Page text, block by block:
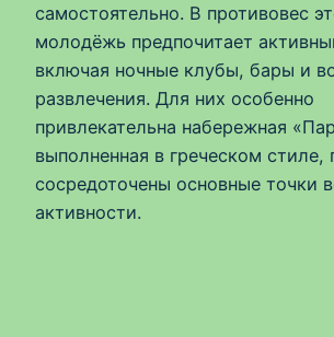
самостоятельно. В противовес
молодёжь предпочитает
включая ночные клубы, бары и
развлечения. Для них особенно
привлекательна набережная
выполненная в греческом стиле,
сосредоточены основные точки
активности.